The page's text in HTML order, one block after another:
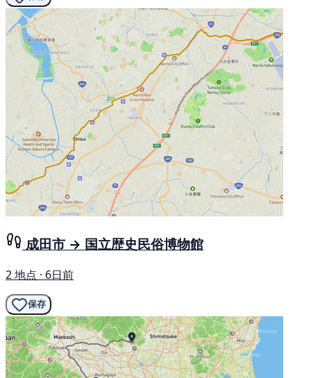
成田市 → 国立歴史民俗博物館
2 地点 · 6日前
保存